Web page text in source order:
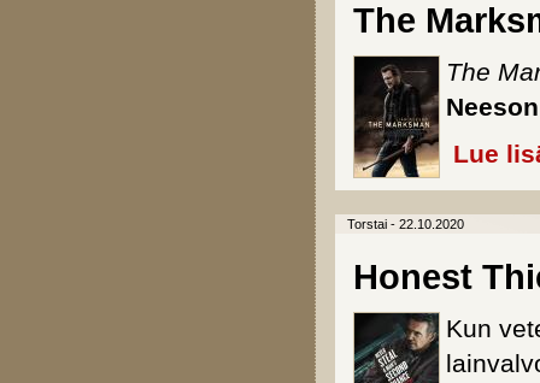
The
The
Lue
Torstai - 22.10.2020
Honest
Kun